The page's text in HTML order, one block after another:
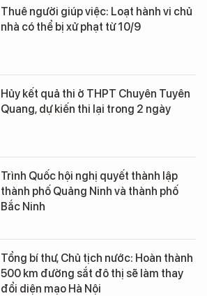
Thuê người giúp việc: Loạt hành vi chủ
nhà có thể bị xử phạt từ 10/9
Hủy kết quả thi ở THPT Chuyên Tuyên
Quang, dự kiến thi lại trong 2 ngày
Trình Quốc hội nghị quyết thành lập
thành phố Quảng Ninh và thành phố
Bắc Ninh
Tổng bí thư, Chủ tịch nước: Hoàn thành
500 km đường sắt đô thị sẽ làm thay
đổi diện mạo Hà Nội